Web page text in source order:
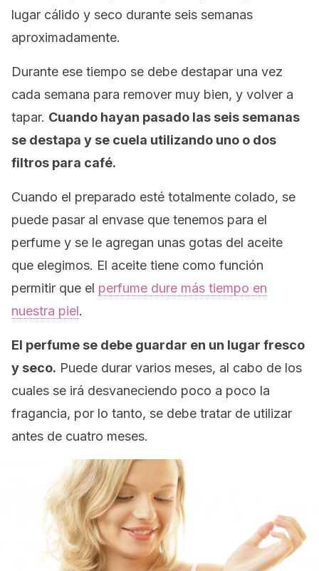
lugar cálido y seco durante seis semanas
aproximadamente.
Durante ese tiempo se debe destapar una vez
cada semana para remover muy bien, y volver a
tapar. Cuando hayan pasado las seis semanas
se destapa y se cuela utilizando uno o dos
filtros para café.
Cuando el preparado esté totalmente colado, se
puede pasar al envase que tenemos para el
perfume y se le agregan unas gotas del aceite
que elegimos. El aceite tiene como función
permitir que el perfume dure más tiempo en
nuestra piel.
El perfume se debe guardar en un lugar fresco
y seco. Puede durar varios meses, al cabo de los
cuales se irá desvaneciendo poco a poco la
fragancia, por lo tanto, se debe tratar de utilizar
antes de cuatro meses.